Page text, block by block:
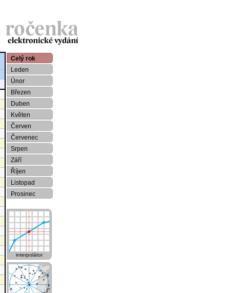
Celý rok
Leden
Únor
Březen
Duben
Květen
Červen
Červenec
Srpen
Září
Říjen
Listopad
Prosinec
interpolátor